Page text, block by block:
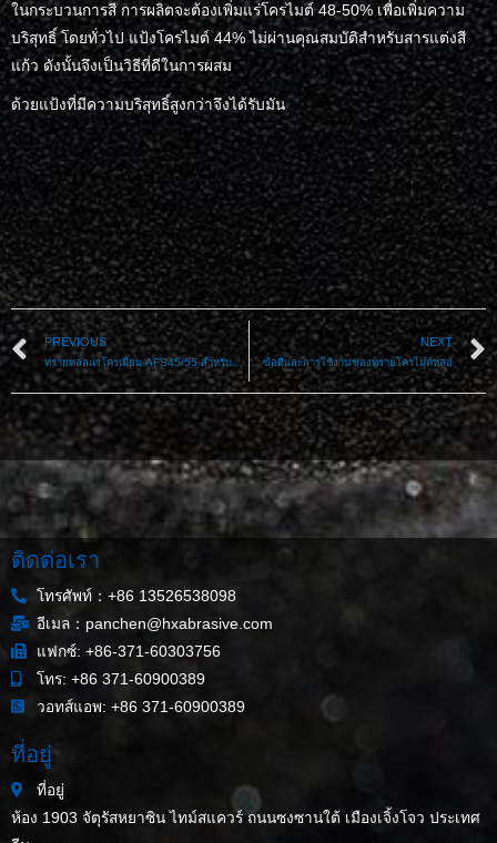
ในกระบวนการสี การผลิตจะต้องเพิ่มแร่โครไมต์ 48-50% เพื่อเพิ่มความ
บริสุทธิ์ โดยทั่วไป แป้งโครไมต์ 44% ไม่ผ่านคุณสมบัติสำหรับสารแต่งสี
แก้ว ดังนั้นจึงเป็นวิธีที่ดีในการผสม
ด้วยแป้งที่มีความบริสุทธิ์สูงกว่าจึงได้รับมัน
PREVIOUS
ทรายหล่อแร่โครเมียม AFS45/55 สำหรับการหล่ออุปกรณ์รางรถไฟ
NEXT
ข้อดีและการใช้งานของทรายโครไมต์หล่อ
ติดต่อเรา
โทรศัพท์：+86 13526538098
อีเมล：panchen@hxabrasive.com
แฟกซ์: +86-371-60303756
โทร: +86 371-60900389
วอทส์แอพ: +86 371-60900389
ที่อยู่
ที่อยู่
ห้อง 1903 จัตุรัสหยาซิน ไทม์สแควร์ ถนนซงซานใต้ เมืองเจิ้งโจว ประเทศ